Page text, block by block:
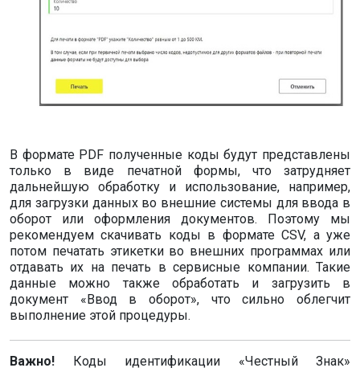
В формате PDF полученные коды будут представлены
только в виде печатной формы, что затрудняет
дальнейшую обработку и использование, например,
для загрузки данных во внешние системы для ввода в
оборот или оформления документов. Поэтому мы
рекомендуем скачивать коды в формате CSV, а уже
потом печатать этикетки во внешних программах или
отдавать их на печать в сервисные компании. Такие
данные можно также обработать и загрузить в
документ «Ввод в оборот», что сильно облегчит
выполнение этой процедуры.
Важно! Коды идентификации «Честный Знак»